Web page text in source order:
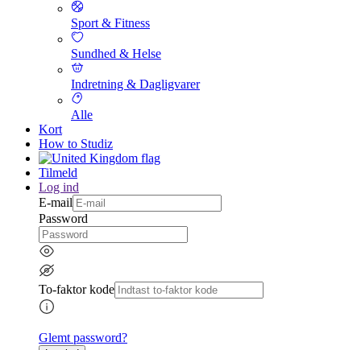
Sport & Fitness
Sundhed & Helse
Indretning & Dagligvarer
Alle
Kort
How to Studiz
Tilmeld
Log ind
E-mail
Password
To-faktor kode
Glemt password?